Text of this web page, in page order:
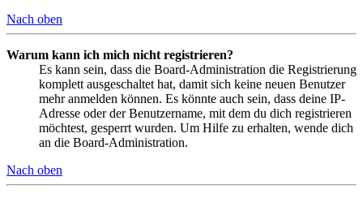
Nach oben
Warum kann ich mich nicht registrieren?
Es kann sein, dass die Board-Administration die Registrierung
komplett ausgeschaltet hat, damit sich keine neuen Benutzer
mehr anmelden können. Es könnte auch sein, dass deine IP-
Adresse oder der Benutzername, mit dem du dich registrieren
möchtest, gesperrt wurden. Um Hilfe zu erhalten, wende dich
an die Board-Administration.
Nach oben